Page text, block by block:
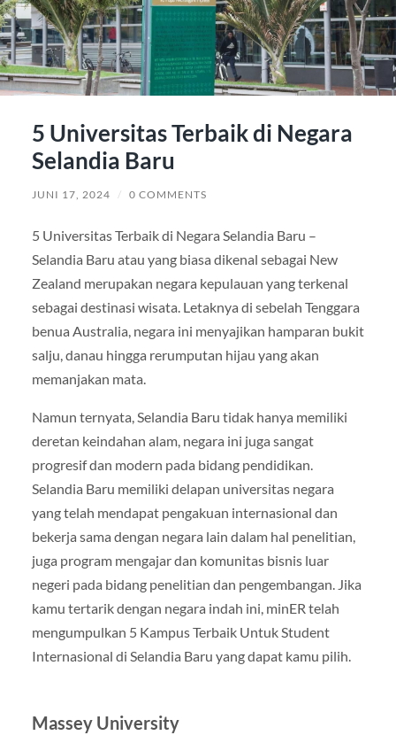
5 Universitas Terbaik di Negara
Selandia Baru
JUNI 17, 2024 / 0 COMMENTS
5 Universitas Terbaik di Negara Selandia Baru –
Selandia Baru atau yang biasa dikenal sebagai New
Zealand merupakan negara kepulauan yang terkenal
sebagai destinasi wisata. Letaknya di sebelah Tenggara
benua Australia, negara ini menyajikan hamparan bukit
salju, danau hingga rerumputan hijau yang akan
memanjakan mata.
Namun ternyata, Selandia Baru tidak hanya memiliki
deretan keindahan alam, negara ini juga sangat
progresif dan modern pada bidang pendidikan.
Selandia Baru memiliki delapan universitas negara
yang telah mendapat pengakuan internasional dan
bekerja sama dengan negara lain dalam hal penelitian,
juga program mengajar dan komunitas bisnis luar
negeri pada bidang penelitian dan pengembangan. Jika
kamu tertarik dengan negara indah ini, minER telah
mengumpulkan 5 Kampus Terbaik Untuk Student
Internasional di Selandia Baru yang dapat kamu pilih.
Massey University